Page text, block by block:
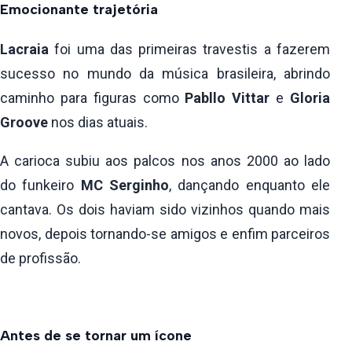
Emocionante trajetória
Lacraia foi uma das primeiras travestis a fazerem
sucesso no mundo da música brasileira, abrindo
caminho para figuras comoPabllo Vittar e Gloria
Groove nos dias atuais.
A carioca subiu aos palcos nos anos 2000 ao lado
do funkeiro MC Serginho, dançando enquanto ele
cantava. Os dois haviam sido vizinhos quando mais
novos, depois tornando-se amigos e enfim parceiros
de profissão.
Antes de se tornar um ícone